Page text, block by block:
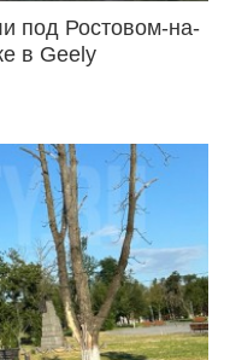
под Ростовом-на-
в Geely